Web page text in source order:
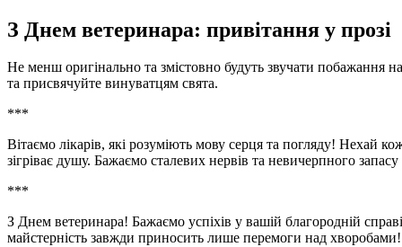
З Днем ветеринара: привітання у прозі
Не менш оригінально та змістовно будуть звучати побажання
та присвячуйте винуватцям свята.
***
Вітаємо лікарів, які розуміють мову серця та погляду! Нехай
зігріває душу. Бажаємо сталевих нервів та невичерпного
***
З Днем ветеринара! Бажаємо успіхів у вашій благородній
майстерність завжди приносить лише перемоги над хворобами!